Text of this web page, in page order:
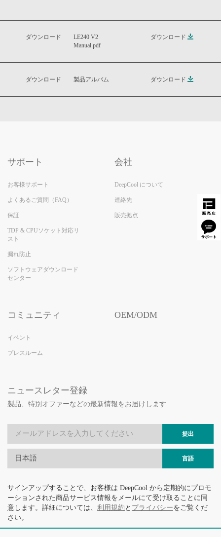
ダウンロード
LE240 V2
Manual.pdf
ダウンロード
ダウンロード 製品アルバム ダウンロード
サポート
お客様サポート
よくあるご質問（FAQ）
保証
TDP & CPUソケット対応リ
スト
漏れ防止
ソフトウェアダウンロード
センター
会社
DeepCool について
連絡先
販売拠点
コミュニティ
イベント
プレスルーム
OEM/ODM
ニュースレター登録
製品、特別オファーなどの最新情報をお届けします
提出
日本語 言語
サインアップすることで、お客様は DeepCool から定期的にプロモ
ーションされた商品サービス情報をメールにて受け取ることに同
意します。詳細については、 利用規約 と プライバシーをご覧くだ
さい。